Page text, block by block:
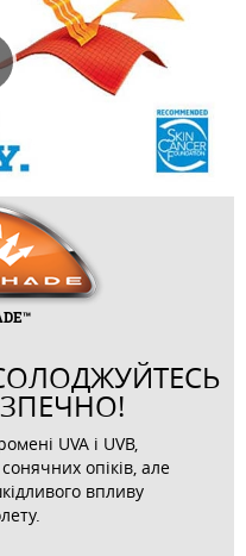
UVA і UVB,
опіків, але
впливу